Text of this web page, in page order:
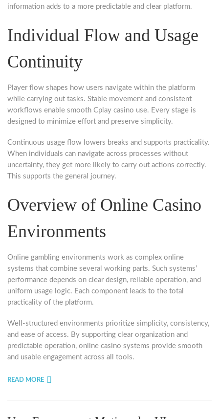
information adds to a more predictable and clear platform.
Individual Flow and Usage
Continuity
Player flow shapes how users navigate within the platform
while carrying out tasks. Stable movement and consistent
workflows enable smooth Cplay casino use. Every stage is
designed to minimize effort and preserve simplicity.
Continuous usage flow lowers breaks and supports practicality.
When individuals can navigate across processes without
uncertainty, they get more likely to carry out actions correctly.
This supports the general journey.
Overview of Online Casino
Environments
Online gambling environments work as complex online
systems that combine several working parts. Such systems’
performance depends on clear design, reliable operation, and
uniform usage logic. Each component leads to the total
practicality of the platform.
Well-structured environments prioritize simplicity, consistency,
and ease of access. By supporting clear organization and
predictable operation, online casino systems provide smooth
and usable engagement across all tools.
READ MORE